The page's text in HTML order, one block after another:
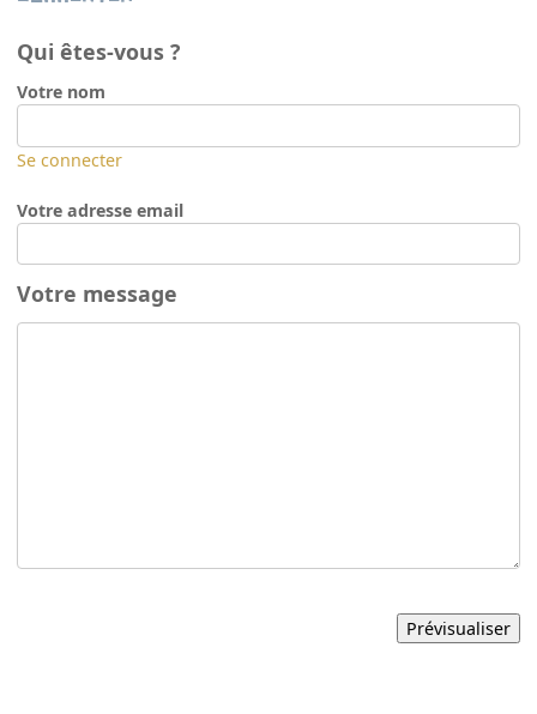
Qui êtes-vous ?
Votre nom
Se connecter
Votre adresse email
Votre message